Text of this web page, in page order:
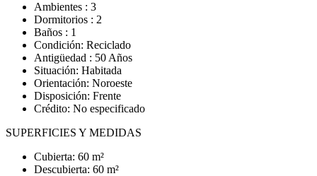
Ambientes : 3
Dormitorios : 2
Baños : 1
Condición: Reciclado
Antigüedad : 50 Años
Situación: Habitada
Orientación: Noroeste
Disposición: Frente
Crédito: No especificado
SUPERFICIES Y MEDIDAS
Cubierta: 60 m²
Descubierta: 60 m²